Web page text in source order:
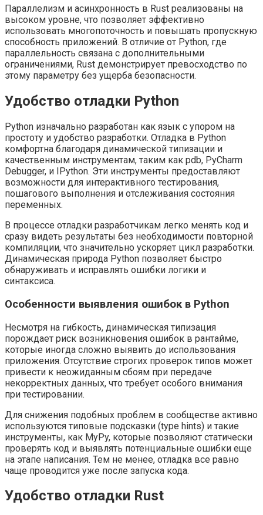
Параллелизм и асинхронность в Rust реализованы на
высоком уровне, что позволяет эффективно
использовать многопоточность и повышать пропускную
способность приложений. В отличие от Python, где
параллельность связана с дополнительными
ограничениями, Rust демонстрирует превосходство по
этому параметру без ущерба безопасности.
Удобство отладки Python
Python изначально разработан как язык с упором на
простоту и удобство разработки. Отладка в Python
комфортна благодаря динамической типизации и
качественным инструментам, таким как pdb, PyCharm
Debugger, и IPython. Эти инструменты предоставляют
возможности для интерактивного тестирования,
пошагового выполнения и отслеживания состояния
переменных.
В процессе отладки разработчикам легко менять код и
сразу видеть результаты без необходимости повторной
компиляции, что значительно ускоряет цикл разработки.
Динамическая природа Python позволяет быстро
обнаруживать и исправлять ошибки логики и
синтаксиса.
Особенности выявления ошибок в Python
Несмотря на гибкость, динамическая типизация
порождает риск возникновения ошибок в рантайме,
которые иногда сложно выявить до использования
приложения. Отсутствие строгих проверок типов может
привести к неожиданным сбоям при передаче
некорректных данных, что требует особого внимания
при тестировании.
Для снижения подобных проблем в сообществе активно
используются типовые подсказки (type hints) и такие
инструменты, как MyPy, которые позволяют статически
проверять код и выявлять потенциальные ошибки еще
на этапе написания. Тем не менее, отладка все равно
чаще проводится уже после запуска кода.
Удобство отладки Rust